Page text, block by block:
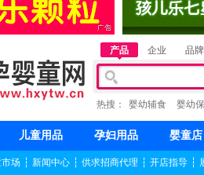
产品 企业 品牌
热搜： 婴幼辅食 婴幼
儿童用品 孕妇用品 婴童店
场 ┆ 新闻中心 ┆ 供求招商代理 ┆ 开店指导 ┆